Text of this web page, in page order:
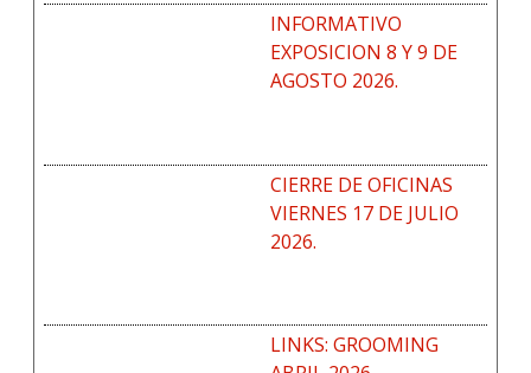
INFORMATIVO
EXPOSICION 8 Y 9 DE
AGOSTO 2026.
CIERRE DE OFICINAS
VIERNES 17 DE JULIO
2026.
LINKS: GROOMING